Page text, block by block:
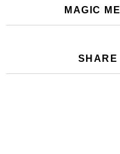
MAGIC
SHARE